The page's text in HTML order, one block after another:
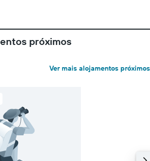
próximos
Ver mais alojamentos próximos